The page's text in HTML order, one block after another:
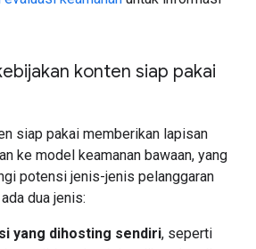
konten siap pakai
siap pakai memberikan lapisan
ke model keamanan bawaan, yang
potensi jenis-jenis pelanggaran
dua jenis:
yang dihosting sendiri, seperti